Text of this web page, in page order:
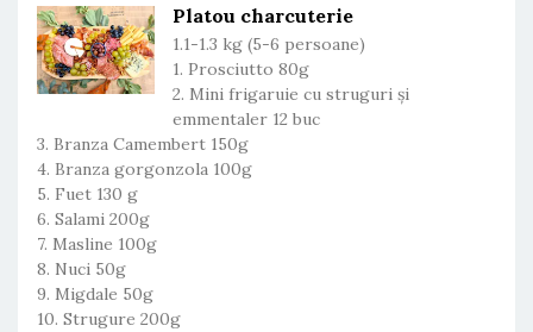
Platou charcuterie
1.1-1.3 kg (5-6 persoane)
1. Prosciutto 80g
2. Mini frigaruie cu struguri și
emmentaler 12 buc
3. Branza Camembert 150g
4. Branza gorgonzola 100g
5. Fuet 130 g
6. Salami 200g
7. Masline 100g
8. Nuci 50g
9. Migdale 50g
10. Strugure 200g